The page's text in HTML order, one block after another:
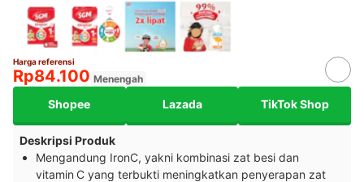
Harga referensi
Rp84.100 Menengah
Shopee Lazada TikTok Shop
Deskripsi Produk
Mengandung IronC, yakni kombinasi zat besi dan
vitamin C yang terbukti meningkatkan penyerapan zat